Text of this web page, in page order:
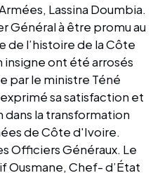
Lassina Doumbia.
Général à être promu au
de l’histoire de la Côte
insigne ont été arrosés
par le ministre Téné
sa satisfaction et
la transformation
de Côte d'Ivoire.
Officiers Généraux. Le
Ousmane, Chef- d’État